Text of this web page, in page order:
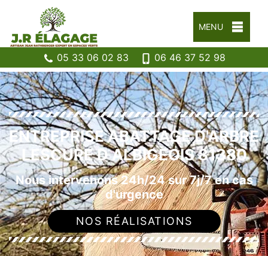
MENU
05 33 06 02 83 06 46 37 52 98
ENTREPRISE ABATTAGE D'ARBRE
LESCURE D ALBIGEOIS 81380
Nous intervenons 24h/24 sur 7j/7 en cas
d'urgence
NOS RÉALISATIONS